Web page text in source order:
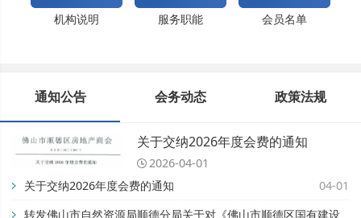
机构说明 服务职能 会员名单
通知公告 会务动态 政策法规
关于交纳2026年度会费的通知
2026-04-01
关于交纳2026年度会费的通知
04-01
转发佛山市自然资源局顺德分局关于对《佛山市顺德区国有建设